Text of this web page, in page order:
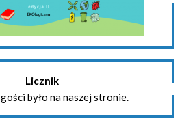
Licznik
gości było na naszej stronie.